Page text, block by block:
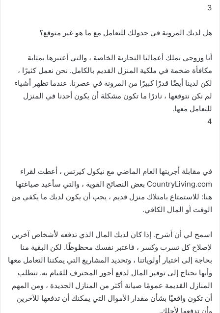
3
هل لديك المرونة في جدولك للتعامل مع ما هو غير متوقع؟
أنا وزوجي نملك أعمالنا التجارية الخاصة ، والتي أعتبرها بمثابة
مكافأة ضخمة في ملكية المنزل القديم بالكامل. نحن نعمل كثيرًا ،
لكن لدينا أيضًا قدرًا كبيرًا من المرونة في عصرنا. عندما تظهر أشياء
لم نكن نتوقعها ، نادرًا ما تكون مشكلة أن يكون أحدنا في المنزل
للتعامل معها.
4
في مقابلة أجريتها العام الماضي مع نيكول كيرتس ، أعطت لقراء
CountryLiving.com بعض النصائح القوية ، والتي سأعيد صياغتها
هنا: للاستمتاع بامتلاك منزل قديم ، يجب أن يكون لديك ما يكفي من
الوقت أو المال الكافي.
اسمح لي أن أشرح. إذا كان لديك المال الذي تدفعه لأشخاص آخرين
لإصلاح كل تسرب وكسر ، فاعتبر نفسك محظوظًا. لكن البقية منا
بحاجة إلى اختيار أولوياتنا ، وتحديد المشاريع التي يمكننا التعامل معها
وأيها نحتاج إلى توفير المال لدفع أجور المحترف للقيام به. تتطلب
المنازل القديمة عمومًا صيانة أكثر من المنازل الجديدة ، ومن المهم
أن تكون واقعيًا بشأن مقدار الأموال التي يمكنك أن تدفعها للآخرين
وأن تدفعها لأجلك.